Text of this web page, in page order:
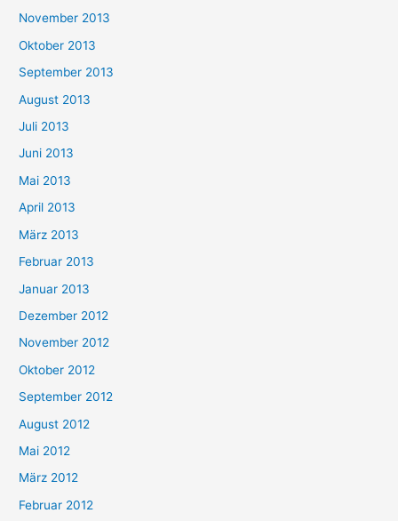
November 2013
Oktober 2013
September 2013
August 2013
Juli 2013
Juni 2013
Mai 2013
April 2013
März 2013
Februar 2013
Januar 2013
Dezember 2012
November 2012
Oktober 2012
September 2012
August 2012
Mai 2012
März 2012
Februar 2012